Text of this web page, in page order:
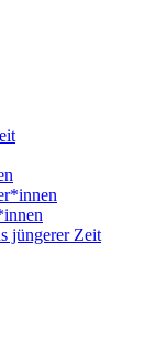
jüngerer Zeit